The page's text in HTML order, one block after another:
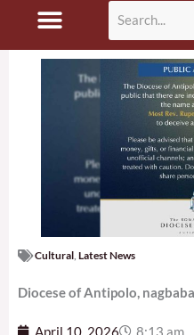
Cultural Latest News
Diocese of Antipolo,
April 10, 2026 8:13 am